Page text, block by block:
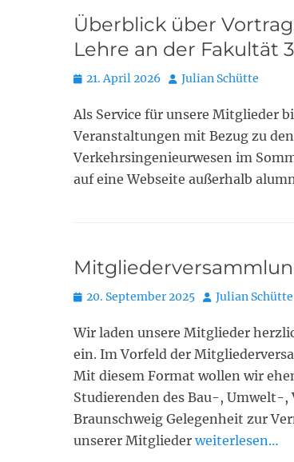
Überblick über
Lehre an der Fakultät
Posted
21. April 2026 Autor
Julian Schütte
Als Service für unsere Mitglieder
Veranstaltungen mit Bezug zu
Verkehrsingenieurwesen im
auf eine Webseite außerhalb
Posted
20. September 2025 Autor
Julian Schütte
Wir laden unsere Mitglieder
ein. Im Vorfeld der
Mit diesem Format wollen wir
Studierenden des Bau-, Umwelt-
Braunschweig Gelegenheit zur
unserer Mitglieder weiterlesen…